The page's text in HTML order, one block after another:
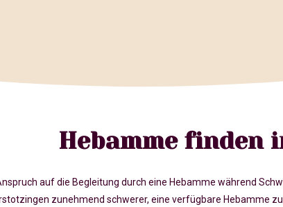
Hebamme finden
auf die Begleitung durch eine Hebamme während
zunehmend schwerer, eine verfügbare Hebamme